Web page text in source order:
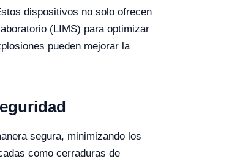
dispositivos no solo ofrecen
(LIMS) para optimizar
pueden mejorar la
segura, minimizando los
como cerraduras de